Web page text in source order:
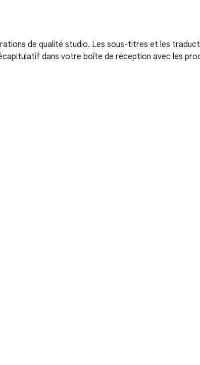
de qualité studio. Les sous-titres et les
dans votre boîte de réception avec les